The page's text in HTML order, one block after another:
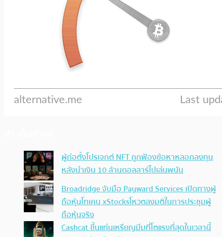
ผู้ก่อตั้งโปรเจกต์ NFT ถูกฟ้องข้อหาหลอกลงทุน
หลังนำเงิน 10 ล้านดอลลาร์ไปเล่นพนัน
Broadridge จับมือ Payward Services เปิดทางผู้
ถือหุ้นโทเคน xStocksโหวตลงมติในการประชุมผู้
ถือหุ้นจริง
Cashcat ขึ้นแท่นเหรียญมีมที่โตแรงที่สุดในเวลานี้